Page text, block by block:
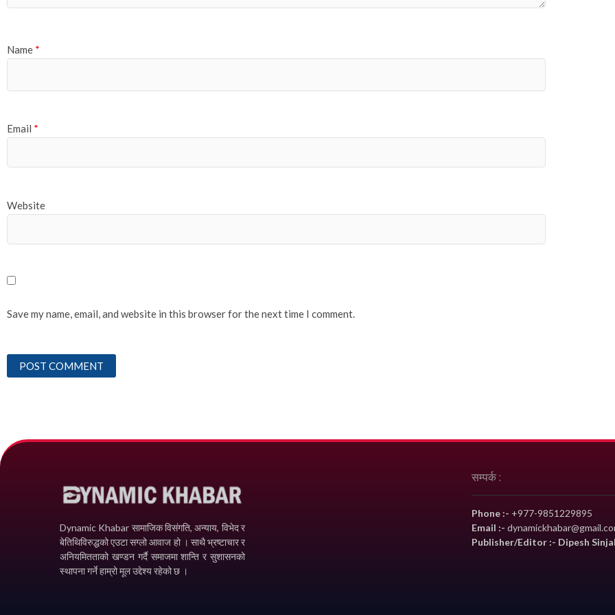
Name *
Email *
Website
Save my name, email, and website in this browser for the next time I comment.
Dynamic Khabar सामाजिक विसंगति, अन्याय, विभेद­ र
बेतिथिविरुद्धको एउटा सग्लो आवाज हो । साथै भ्रष्टाचार र
अनियमितताको खण्डन गर्दै समाजमा शान्ति र सुशासनको
स्थापना गर्ने हाम्रो मूल उद्देश्य रहेको छ ।
सम्पर्क :
Phone :- +977-9851229895
Email :-
Publisher/Editor :- Dipesh